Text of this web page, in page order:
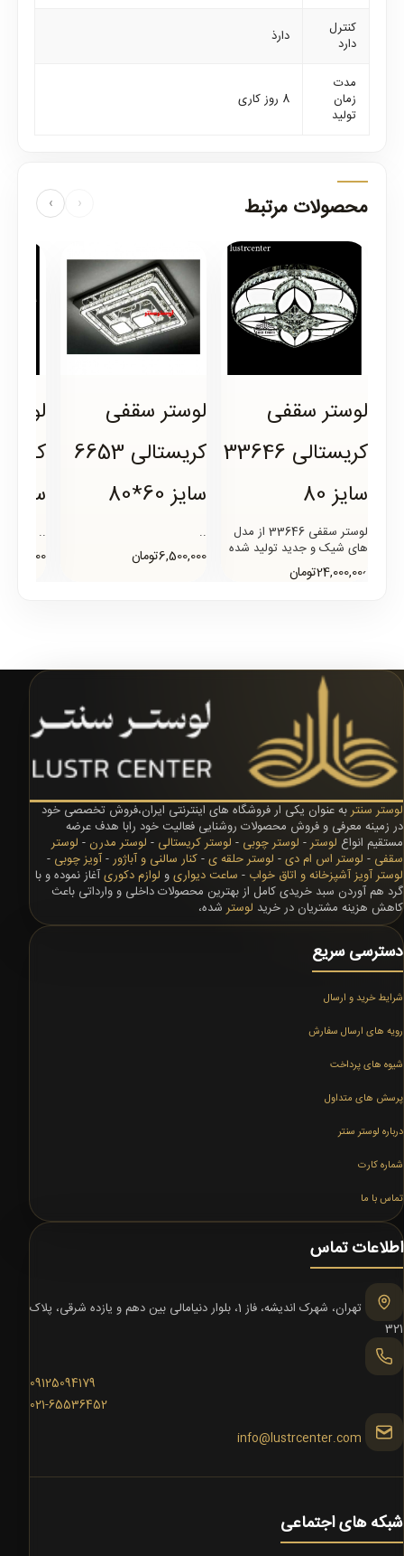
کنترل
دارد
دارذ
مدت
زمان
تولید
8 روز کاری
محصولات مرتبط ‹
›
لوستر سقفی
کریستالی 33646
سایز 80
لوستر سقفی 33646 از مدل
های شیک و جدید تولید شده
در لوستر سنتر است که شکل
بدنه آن گرد میباشد و برای..
24,000,000تومان
لوستر سقفی
کریستالی 6653
سایز 60*80
..
6,500,000تومان
سایز 60-80 نقره
..
لوستر سنتربه عنوان یکی ار فروشگاه های اینترنتی ایران،فروش تخصصی خود
در زمینه معرفی و فروش محصولات روشنایی فعالیت خود رابا هدف عرضه
مستقیم انواع لوستر- لوستر چوبی - لوستر کریستالی - لوستر مدرن - لوستر
سقفی - لوستر اس ام دی- لوستر حلقه ی-کنار سالنی و آباژور-آویز چوبی -
لوستر آویز آشپزخانه و اتاق خواب - ساعت دیواریو لوازم دکوریآغاز نموده و با
گرد هم آوردن سبد خریدی کامل از بهترین محصولات داخلی و وارداتی باعث
کاهش هزینه مشتریان در خرید لوستر شده،
دسترسی سریع
شرایط خرید و ارسال
رویه های ارسال سفارش
شیوه های پرداخت
پرسش های متداول
درباره لوستر سنتر
شماره کارت
تماس با ما
اطلاعات تماس
تهران، شهرک اندیشه، فاز 1، بلوار دنیامالی بین دهم و یازده شرقی، پلاک
321
09125094179
021-65536452
info@lustrcenter.com
شبکه های اجتماعی